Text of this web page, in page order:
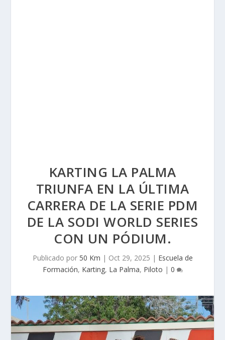
KARTING LA PALMA
TRIUNFA EN LA ÚLTIMA
CARRERA DE LA SERIE PDM
DE LA SODI WORLD SERIES
CON UN PÓDIUM.
Publicado por 50 Km | Oct 29, 2025 | Escuela de
Formación, Karting, La Palma, Piloto | 0